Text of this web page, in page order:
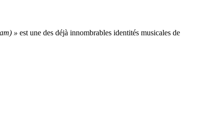
» est une des déjà innombrables identités musicales de